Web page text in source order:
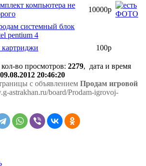
компьютера не
10000р
системный блок
pentium 4
картриджи 100р
во просмотров: 2279, дата и время
09.08.2012 20:46:20
с объявлением Продам игровой
astrakhan.ru/board/Prodam-igrovoj-